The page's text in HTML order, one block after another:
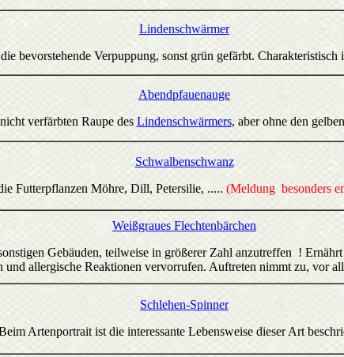
Lindenschwärmer
bevorstehende Verpuppung, sonst grün gefärbt.
Abendpfauenauge
verfärbten Raupe des Lindenschwärmers, aber ohne den
Schwalbenschwanz
Futterpflanzen Möhre, Dill, Petersilie, ..... (Meldung besonders
Weißgraues Flechtenbärchen
Gebäuden, teilweise in größerer Zahl anzutreffen !
und allergische Reaktionen vervorrufen. Auftreten nimmt zu, vor
Schlehen-Spinner
Artenportrait ist die interessante Lebensweise dieser Art